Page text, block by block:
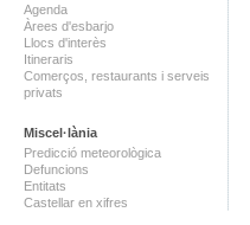
Agenda
Àrees d'esbarjo
Llocs d'interès
Itineraris
Comerços, restaurants i serveis
privats
Miscel·lània
Predicció meteorològica
Defuncions
Entitats
Castellar en xifres